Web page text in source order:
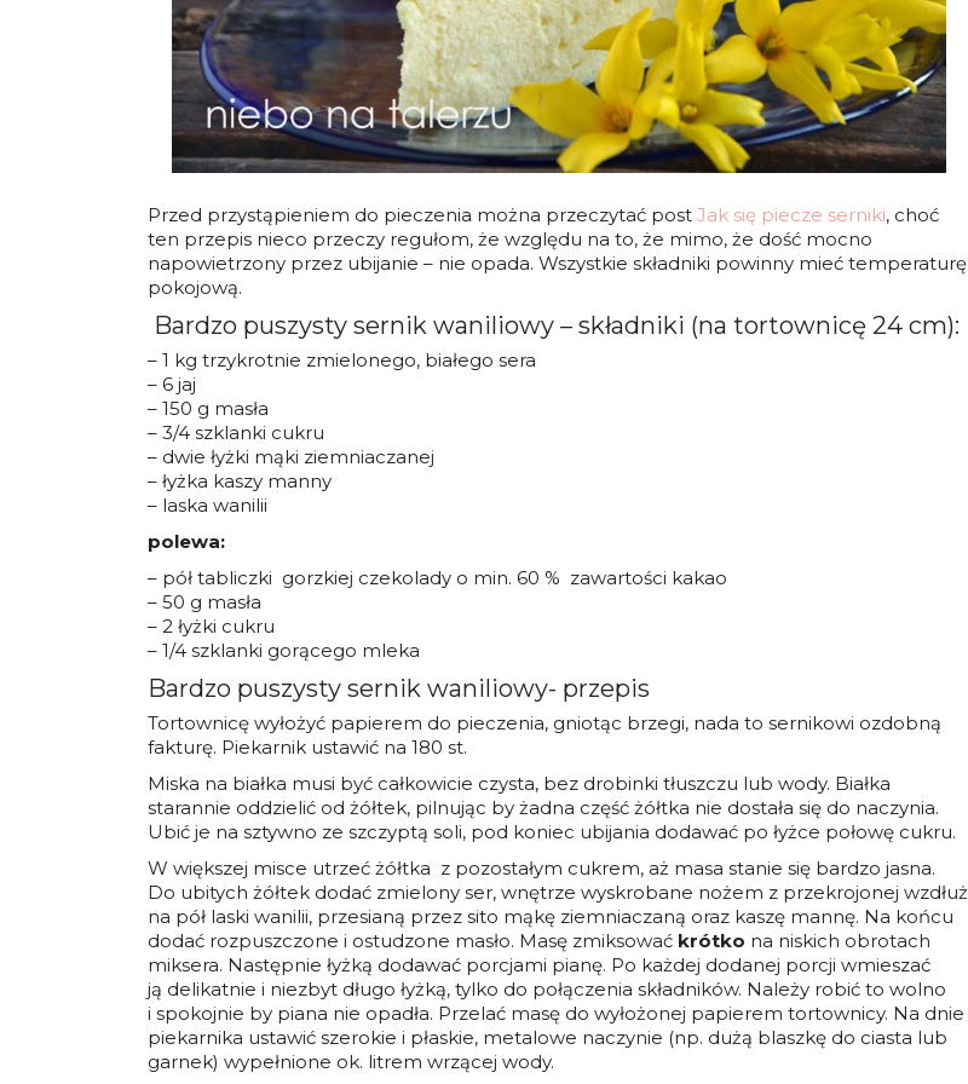
Przed przystąpieniem do pieczenia można przeczytać post Jak się piecze serniki, choć
ten przepis nieco przeczy regułom, że względu na to, że mimo, że dość mocno
napowietrzony przez ubijanie – nie opada. Wszystkie składniki powinny mieć temperaturę
pokojową.
Bardzo puszysty sernik waniliowy – składniki (na tortownicę 24 cm):
– 1 kg trzykrotnie zmielonego, białego sera
– 6 jaj
– 150 g masła
– 3/4 szklanki cukru
– dwie łyżki mąki ziemniaczanej
– łyżka kaszy manny
– laska wanilii
polewa:
– pół tabliczki gorzkiej czekolady o min. 60 % zawartości kakao
– 50 g masła
– 2 łyżki cukru
– 1/4 szklanki gorącego mleka
Bardzo puszysty sernik waniliowy- przepis
Tortownicę wyłożyć papierem do pieczenia, gniotąc brzegi, nada to sernikowi ozdobną
fakturę. Piekarnik ustawić na 180 st.
Miska na białka musi być całkowicie czysta, bez drobinki tłuszczu lub wody. Białka
starannie oddzielić od żółtek, pilnując by żadna część żółtka nie dostała się do naczynia.
Ubić je na sztywno ze szczyptą soli, pod koniec ubijania dodawać po łyżce połowę cukru.
W większej misce utrzeć żółtka z pozostałym cukrem, aż masa stanie się bardzo jasna.
Do ubitych żółtek dodać zmielony ser, wnętrze wyskrobane nożem z przekrojonej wzdłuż
na pół laski wanilii, przesianą przez sito mąkę ziemniaczaną oraz kaszę mannę. Na końcu
dodać rozpuszczone i ostudzone masło. Masę zmiksować krótko na niskich obrotach
miksera. Następnie łyżką dodawać porcjami pianę. Po każdej dodanej porcji wmieszać
ją delikatnie i niezbyt długo łyżką, tylko do połączenia składników. Należy robić to wolno
i spokojnie by piana nie opadła. Przelać masę do wyłożonej papierem tortownicy. Na dnie
piekarnika ustawić szerokie i płaskie, metalowe naczynie (np. dużą blaszkę do ciasta lub
garnek) wypełnione ok. litrem wrzącej wody.